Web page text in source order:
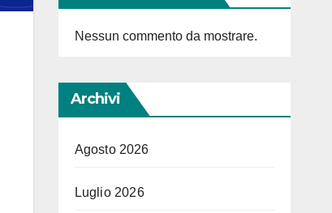
Nessun commento da mostrare.
Archivi
Agosto 2026
Luglio 2026